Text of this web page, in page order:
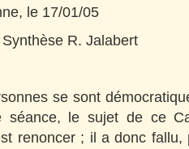
le 17/01/05
R. Jalabert
se sont
séance, le sujet de ce
renoncer ; il a donc fallu,